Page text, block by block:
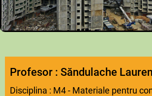
Profesor : Săndulache
Disciplina : M4 - Materiale pentru